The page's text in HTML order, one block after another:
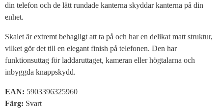
din telefon och de lätt rundade kanterna skyddar kanterna på din
enhet.
Skalet är extremt behagligt att ta på och har en delikat matt struktur,
vilket gör det till en elegant finish på telefonen. Den har
funktionsuttag för laddaruttaget, kameran eller högtalarna och
inbyggda knappskydd.
EAN: 5903396325960
Färg: Svart